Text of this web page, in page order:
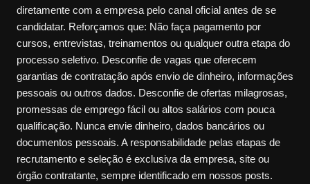
diretamente com a empresa pelo canal oficial antes de se
candidatar. Reforçamos que: Não faça pagamento por
cursos, entrevistas, treinamentos ou qualquer outra etapa do
processo seletivo. Desconfie de vagas que oferecem
garantias de contratação após envio de dinheiro, informações
pessoais ou outros dados. Desconfie de ofertas milagrosas,
promessas de emprego fácil ou altos salários com pouca
qualificação. Nunca envie dinheiro, dados bancários ou
documentos pessoais. A responsabilidade pelas etapas de
recrutamento e seleção é exclusiva da empresa, site ou
órgão contratante, sempre identificado em nossos posts.